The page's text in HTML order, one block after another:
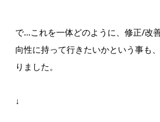
で…これを一体どのように、修正/改
向性に持って行きたいかという事も
りました。
↓